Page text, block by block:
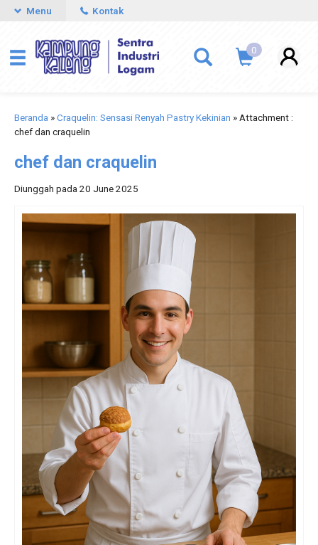
Menu Kontak
0
Beranda »Craquelin: Sensasi Renyah Pastry Kekinian » Attachment :
chef dan craquelin
chef dan craquelin
Diunggah pada 20 June 2025